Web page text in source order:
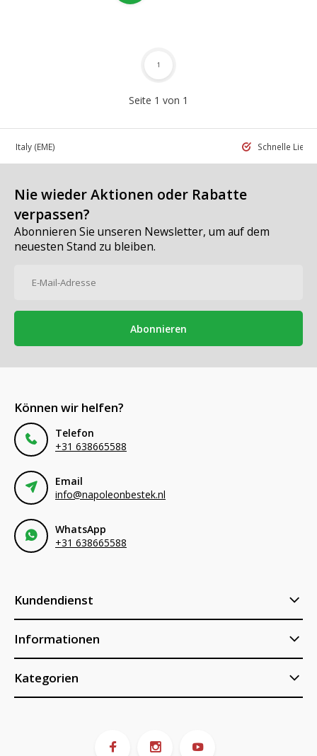
Seite 1 von 1
1
in Italy (EME) Schnelle
Nie wieder Aktionen oder Rabatte
verpassen?
Abonnieren Sie unseren Newsletter, um auf dem
neuesten Stand zu bleiben.
Abonnieren
Können wir helfen?
Telefon
+31 638665588
Email
info@napoleonbestek.nl
WhatsApp
+31 638665588
Kundendienst
Informationen
Kategorien